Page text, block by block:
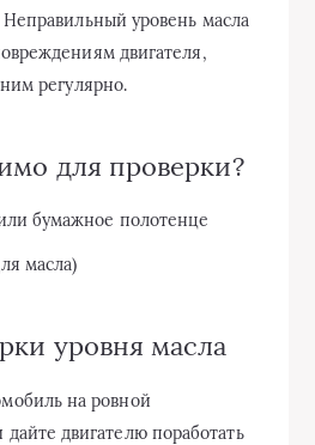
уровень масла
двигателя,
регулярно.
для проверки?
бумажное полотенце
масла)
уровня масла
на ровной
дайте двигателю поработать